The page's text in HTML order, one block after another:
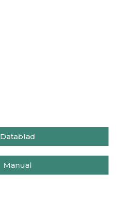
Datablad
Manual